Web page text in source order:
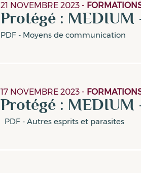
21 NOVEMBRE 2023 -
Protégé :
PDF - Moyens de communication
17 NOVEMBRE 2023 -
Protégé :
PDF - Autres esprits et parasites